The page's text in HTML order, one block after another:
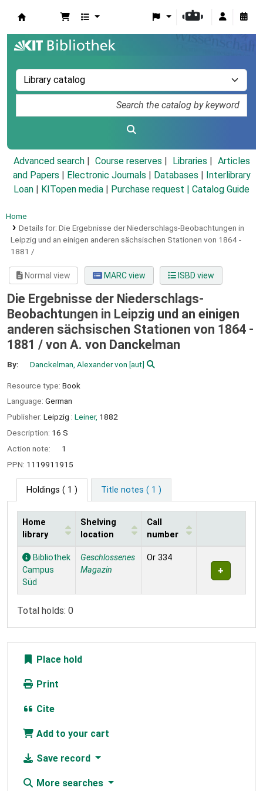
Advanced search Course reserves Libraries
Articles
and Papers
Electronic Journals Databases
Interlibrary
Loan
KITopen media Purchase request | Catalog Guide
Home
Details for: Die Ergebnisse der Niederschlags-Beobachtungen in
Leipzig und an einigen anderen sächsischen Stationen von 1864 -
1881 /
Normal view MARC view ISBD view
Die Ergebnisse der Niederschlags-
Beobachtungen in Leipzig und an einigen
anderen sächsischen Stationen von 1864 -
1881 / von A. von Danckelman
By: Danckelman, Alexander von [aut]
Resource type: Book
Language: German
Publisher: Leipzig : Leiner, 1882
Description: 16 S
Action note:
1
PPN: 1119911915
Holdings ( 1 ) Title notes ( 1 )
Holdings
Home
library
Shelving
location
Call
number
Bibliothek
Campus
Süd
Geschlossenes
Magazin
Or 334
Total holds: 0
Place hold
Print
Cite
Add to your cart
Save record
More searches